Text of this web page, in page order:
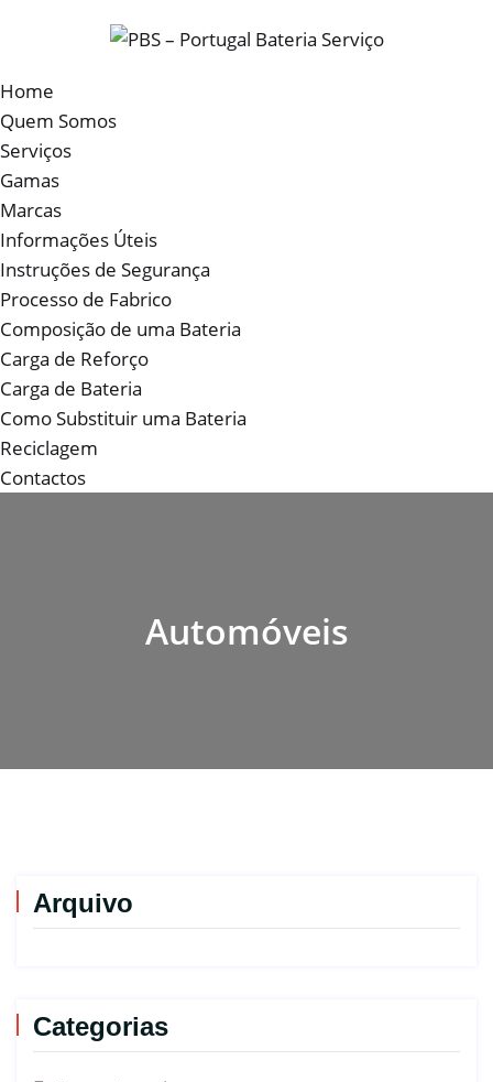
Home
Quem Somos
Serviços
Gamas
Marcas
Informações Úteis
Instruções de Segurança
Processo de Fabrico
Composição de uma Bateria
Carga de Reforço
Carga de Bateria
Como Substituir uma Bateria
Reciclagem
Contactos
Automóveis
Arquivo
Categorias